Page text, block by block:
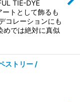
TIE-DYE
トとして飾るも
コレーションにも
めでは絶対に真似
ストリー /